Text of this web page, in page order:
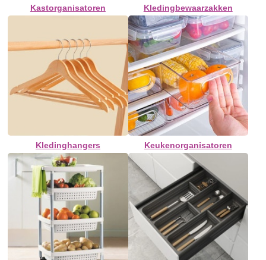
Kastorganisatoren Kledingbewaarzakken
Kledinghangers Keukenorganisatoren